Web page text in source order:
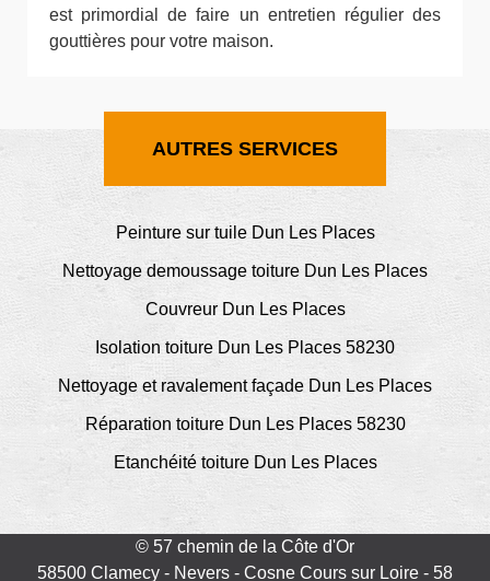
est primordial de faire un entretien régulier des
gouttières pour votre maison.
AUTRES SERVICES
Peinture sur tuile Dun Les Places
Nettoyage demoussage toiture Dun Les Places
Couvreur Dun Les Places
Isolation toiture Dun Les Places 58230
Nettoyage et ravalement façade Dun Les Places
Réparation toiture Dun Les Places 58230
Etanchéité toiture Dun Les Places
© 57 chemin de la Côte d'Or
58500 Clamecy - Nevers - Cosne Cours sur Loire - 58